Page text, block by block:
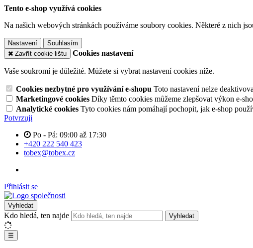
Tento e-shop využívá cookies
Na našich webových stránkách používáme soubory cookies. Některé z nich
Nastavení
Souhlasím
Zavřít cookie lištu
Cookies nastavení
Vaše soukromí je důležité. Můžete si vybrat nastavení cookies níže.
Cookies nezbytné pro využívání e-shopu Toto nastavení nelze
Marketingové cookies Díky těmto cookies můžeme zlepšovat výkon e-
Analytické cookies Tyto cookies nám pomáhají pochopit, jak e-shop
Potvrzuji
Po - Pá: 09:00 až 17:30
+420 222 540 423
tobex@tobex.cz
Přihlásit se
Vyhledat
Kdo hledá, ten najde Vyhledat
☰